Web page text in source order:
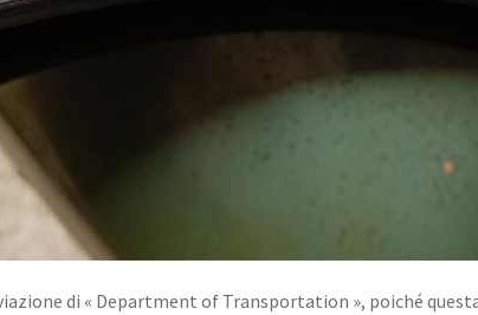
di « Department of Transportation », poiché